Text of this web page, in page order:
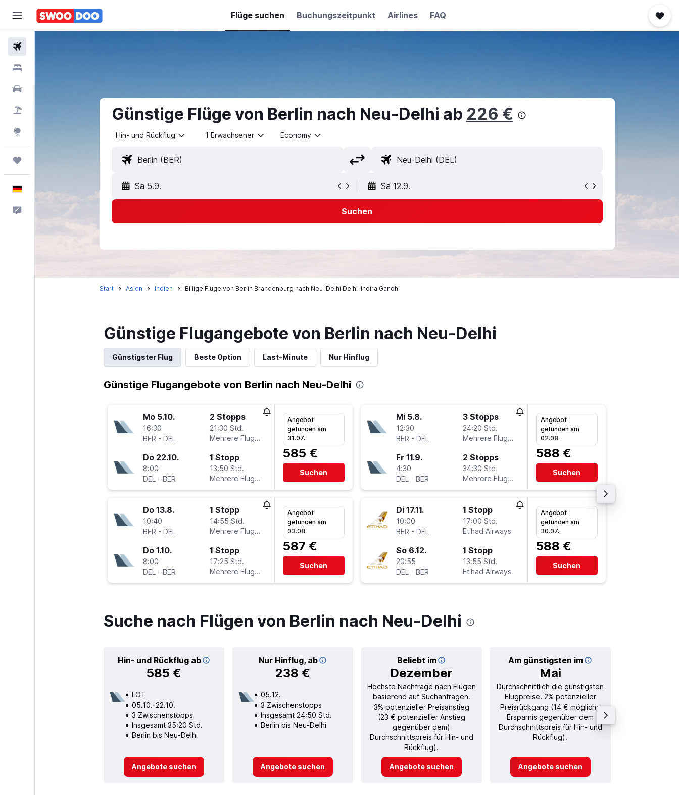
Flüge suchen Buchungszeitpunkt Airlines FAQ
Günstige Flüge von Berlin nach Neu-Delhi ab 226 €
Hin- und Rückflug 1 Erwachsener Economy
Sa 5.9. Sa 12.9.
Suchen
Start Asien Indien Billige Flüge von Berlin Brandenburg nach Neu-Delhi Delhi–Indira Gandhi
Günstige Flugangebote von Berlin nach Neu-Delhi
Günstigster Flug Beste Option Last-Minute Nur Hinflug
Günstige Flugangebote von Berlin nach Neu-Delhi
Mo 5.10.
16:30
BER - DEL
2 Stopps
21:30 Std.
Mehrere Fluglinien
Do 22.10.
8:00
DEL - BER
1 Stopp
13:50 Std.
Mehrere Fluglinien
Angebot
gefunden am
31.07.
585 €
Suchen
Do 13.8.
10:40
BER - DEL
1 Stopp
14:55 Std.
Mehrere Fluglinien
Do 1.10.
8:00
DEL - BER
1 Stopp
17:25 Std.
Mehrere Fluglinien
Angebot
gefunden am
03.08.
587 €
Suchen
Mi 5.8.
12:30
BER - DEL
3 Stopps
24:20 Std.
Mehrere Fluglinien
Fr 11.9.
4:30
DEL - BER
2 Stopps
34:30 Std.
Mehrere Fluglinien
Angebot
gefunden am
02.08.
588 €
Suchen
Di 17.11.
10:00
BER - DEL
1 Stopp
17:00 Std.
Etihad Airways
So 6.12.
20:55
DEL - BER
1 Stopp
13:55 Std.
Etihad Airways
Angebot
gefunden am
30.07.
588 €
Suchen
Suche nach Flügen von Berlin nach Neu-Delhi
Hin- und Rückflug ab
585 €
Nur Hinflug, ab
238 €
Beliebt im
Dezember
Am günstigsten im
Mai
LOT
05.10.-22.10.
3 Zwischenstopps
Insgesamt 35:20 Std.
Berlin bis Neu-Delhi
Angebote suchen
05.12.
3 Zwischenstopps
Insgesamt 24:50 Std.
Berlin bis Neu-Delhi
Angebote suchen
Höchste Nachfrage nach Flügen
basierend auf Suchanfragen.
3% potenzieller Preisanstieg
(23 € potenzieller Anstieg
gegenüber dem)
Durchschnittspreis für Hin- und
Rückflug).
Angebote suchen
Durchschnittlich die günstigsten
Flugpreise. 2% potenzieller
Preisrückgang (14 € mögliche
Ersparnis gegenüber dem
Durchschnittspreis für Hin- und
Rückflug).
Angebote suchen